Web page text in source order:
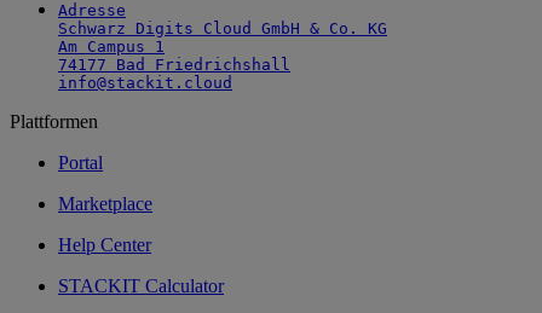
Adresse
Schwarz Digits Cloud GmbH & Co. KG
Am Campus 1
74177 Bad Friedrichshall
info@stackit.cloud
Plattformen
Portal
Marketplace
Help Center
STACKIT Calculator